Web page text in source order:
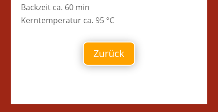
Backzeit ca. 60 min
Kerntemperatur ca. 95 °C
Zurück